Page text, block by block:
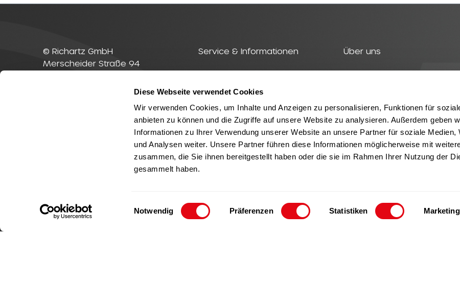
Diese Webseite verwendet Cookies
Wir verwenden Cookies, um Inhalte und Anzeigen zu personalisieren, Funktionen für
anbieten zu können und die Zugriffe auf unsere Website zu analysieren. Außerdem geben
Informationen zu Ihrer Verwendung unserer Website an unsere Partner für soziale Medien,
und Analysen weiter. Unsere Partner führen diese Informationen möglicherweise mit
zusammen, die Sie ihnen bereitgestellt haben oder die sie im Rahmen Ihrer Nutzung der
gesammelt haben.
Notwendig Präferenzen Statistiken Marketing
© Richartz GmbH
Merscheider Straße 94
+49(0)212-23 23 1-99
info@richartz.com
Service & Informationen
RICHARTZ Produkte
Über uns
Nachhaltigkeit
Kontakt